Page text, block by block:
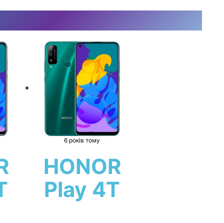
6 років тому
HONOR
Play 4T